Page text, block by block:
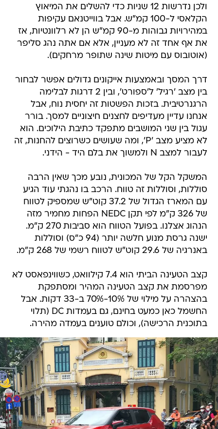
ולכן נדרשות 12 שניות כדי להשלים את המיאוץ
הקלאסי ל-100 קמ"ש. אבל בווייטנאם עקיפות
במהירויות גבוהות מ-90 קמ"ש הן לא רלוונטיות, אז
את אף אחד זה לא מעניין, אלא אם אתה נהג סליפר
(אוטובוס עם מיטות שינה שתופר מרחקים).
דרך המסך ובאמצעות אייקונים גדולים אפשר לבחור
בין מצב 'רגיל' ל'ספורט', ובין 2 דרגות לבלימה
הרגנרטיבית. בזכות הפשטות זה יחסית נוח, אבל
אנחנו עדיין מעדיפים לחצנים חיצוניים למסך. בורר
עגול בין שני המושבים מתפקד כתיבת הילוכים. הוא
לא מציע מצב 'P', ומה שעושים כשרוצים להחנות, זה
לעבור למצב N ולמשוך את בלם היד - הידני.
המשקל הקל של המכונית, נובע מכך שאין הרבה
סוללות, וסוללות זה טווח. הרכב בו נהגתי עוד הגיע
עם המארז הגדול של 37.2 קוט"ש שמספיק לטווח
של 326 ק"מ לפי תקן NEDC הפחות מחמיר מזה
הנהוג אצלנו. בפועל הטווח הוא סביבות 270 ק"מ.
ישנה גרסת מנוע חלשה יותר (94 כ"ס) וסוללות
באנרגיה של 29.6 קוט"ש לטווח רשמי של 268 ק"מ.
קצב הטעינה הביתי הוא 7.4 קילוואט, כשווינפאסט לא
מפרסמת את קצב הטעינה המהיר ומסתפקת
בהצהרה על מילוי של 10%-70% ב-33 דקות. אבל
החשמל כאן כמעט בחינם, גם בעמדות DC (תלוי
בתוכנית הרכישה), וכולם טוענים בעמדה מהירה.